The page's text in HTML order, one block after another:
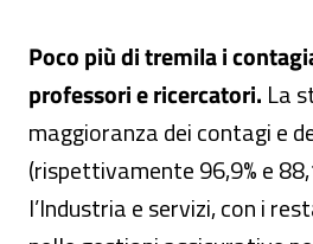
Poco più di tremila i
professori e ricercatori. La
maggioranza dei contagi e
(rispettivamente 96,9% e
l’Industria e servizi, con i